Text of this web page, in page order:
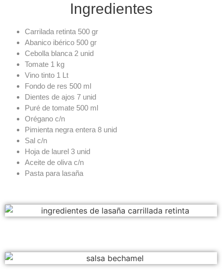
Ingredientes
Carrilada retinta 500 gr
Abanico ibérico 500 gr
Cebolla blanca 2 unid
Tomate 1 kg
Vino tinto 1 Lt
Fondo de res 500 ml
Dientes de ajos 7 unid
Puré de tomate 500 ml
Orégano c/n
Pimienta negra entera 8 unid
Sal c/n
Hoja de laurel 3 unid
Aceite de oliva c/n
Pasta para lasaña